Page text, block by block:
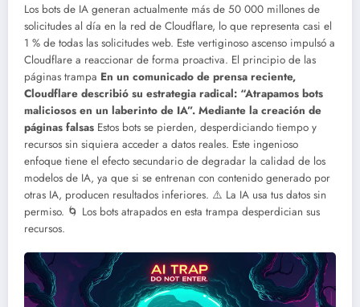
Los bots de IA generan actualmente más de 50 000 millones de
solicitudes al día en la red de Cloudflare, lo que representa casi el
1 % de todas las solicitudes web. Este vertiginoso ascenso impulsó a
Cloudflare a reaccionar de forma proactiva. El principio de las
páginas trampa En un comunicado de prensa reciente,
Cloudflare describió su estrategia radical: “Atrapamos bots
maliciosos en un laberinto de IA”. Mediante la creación de
páginas falsas Estos bots se pierden, desperdiciando tiempo y
recursos sin siquiera acceder a datos reales. Este ingenioso
enfoque tiene el efecto secundario de degradar la calidad de los
modelos de IA, ya que si se entrenan con contenido generado por
otras IA, producen resultados inferiores. ⚠️ La IA usa tus datos sin
permiso. 🌀 Los bots atrapados en esta trampa desperdician sus
recursos.